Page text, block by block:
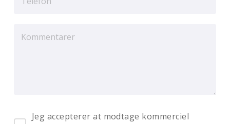
Jeg accepterer at modtage kommerciel